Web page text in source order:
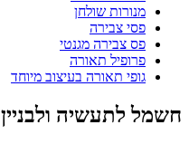
מנורות שולחן
פסי צבירה
פס צבירה מגנטי
פרופיל תאורה
גופי תאורה בעיצוב מיוחד
חשמל לתעשיה ולבניין